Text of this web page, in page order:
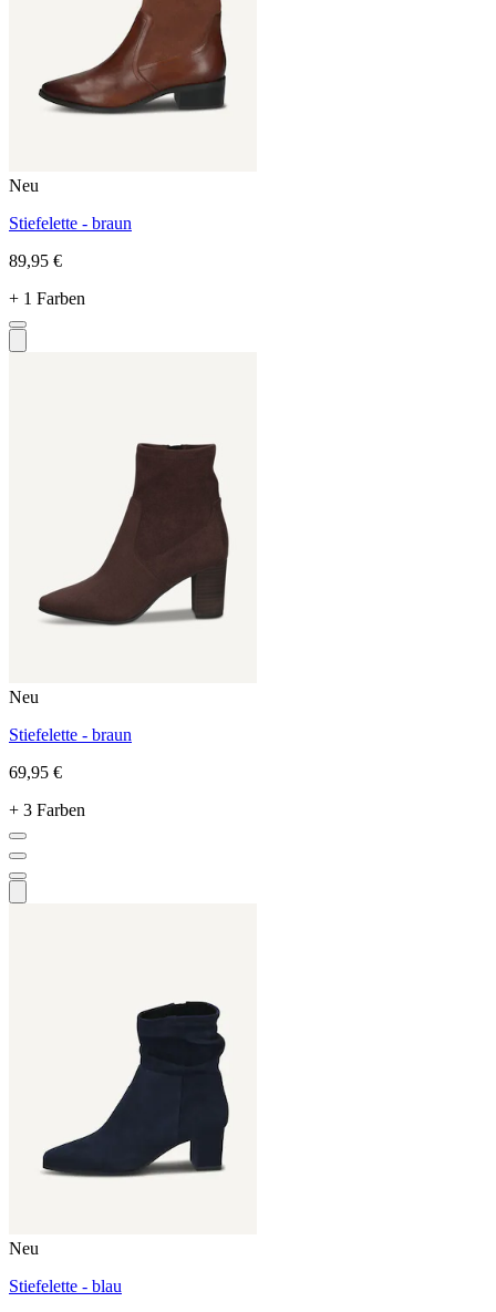
Neu
Stiefelette - braun
89,95 €
+ 1 Farben
Neu
Stiefelette - braun
69,95 €
+ 3 Farben
Neu
Stiefelette - blau